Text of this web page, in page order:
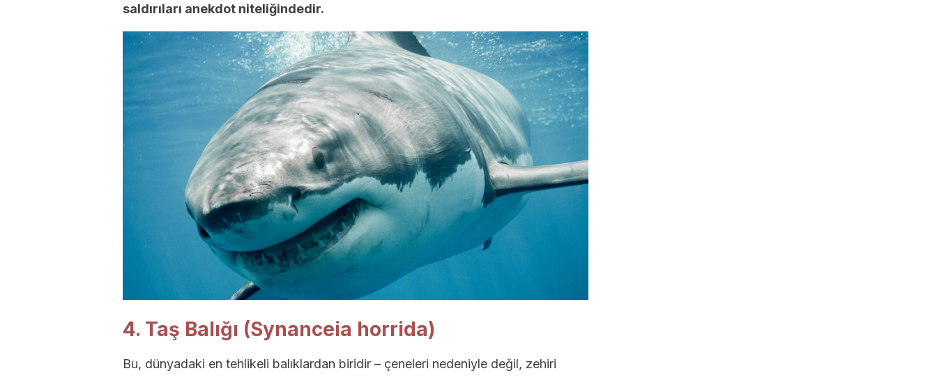
saldırıları anekdot niteliğindedir.
4. Taş Balığı (Synanceia horrida)
Bu, dünyadaki en tehlikeli balıklardan biridir – çeneleri nedeniyle değil, zehiri